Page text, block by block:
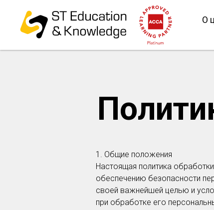
О
1. Общие положения
Настоящая политика
обеспечению безопасности
своей важнейшей целью и
при обработке его